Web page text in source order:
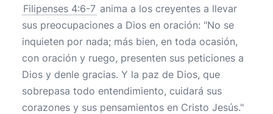
Filipenses 4:6-7 anima a los creyentes a llevar
sus preocupaciones a Dios en oración: "No se
inquieten por nada; más bien, en toda ocasión,
con oración y ruego, presenten sus peticiones a
Dios y denle gracias. Y la paz de Dios, que
sobrepasa todo entendimiento, cuidará sus
corazones y sus pensamientos en Cristo Jesús."